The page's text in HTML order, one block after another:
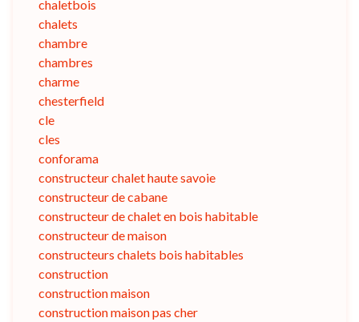
chaletbois
chalets
chambre
chambres
charme
chesterfield
cle
cles
conforama
constructeur chalet haute savoie
constructeur de cabane
constructeur de chalet en bois habitable
constructeur de maison
constructeurs chalets bois habitables
construction
construction maison
construction maison pas cher